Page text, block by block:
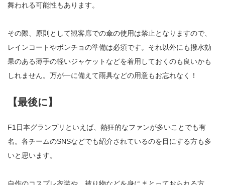
舞われる可能性もあります。
その際、原則として観客席での傘の使用は禁止となりますので、
レインコートやポンチョの準備は必須です。それ以外にも撥水効
果のある薄手の軽いジャケットなどを着用しておくのも良いかも
しれません。万が一に備えて雨具などの用意もお忘れなく！
【最後に】
F1日本グランプリといえば、熱狂的なファンが多いことでも有
名。各チームのSNSなどでも紹介されているのを目にする方も多
いと思います。
自作のコスプレ衣装や、被り物などを身にまとっておられる方、